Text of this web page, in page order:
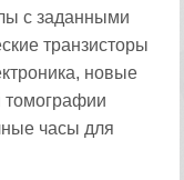
с заданными
транзисторы
новые
томографии
часы для